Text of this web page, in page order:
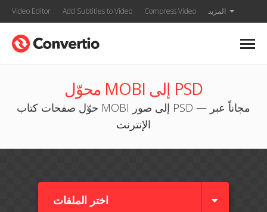
Video Editor Add Subtitles to Video Compress Video المزيد
محوّل MOBI إلى PSD
حوّل صفحات كتاب MOBI إلى صور PSD — مجاناً عبر
الإنترنت
اختر الملفات